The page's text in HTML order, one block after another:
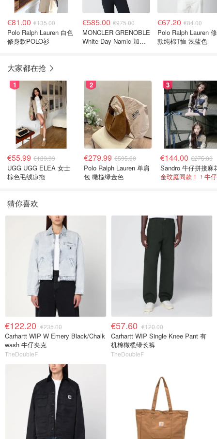
€81.00 €135.00
Polo Ralph Lauren 白色
修身款POLO衫
€585.00 €975.00
MONCLER GRENOBLE
White Day-Namic 加绒
€67.20 €84.00
Polo Ralph Lauren
款纯棉T恤 浅蓝色
大家都在抢
1
€55.99 €139.99
UGG UGG ELEA 女士
棕色毛绒凉拖
2
€279.99 €595.00
Polo Ralph Lauren 单肩
包 橄榄绿金色
3
€144.00 €275.00
猜你喜欢
€122.20 €235.00
Carhartt WIP W Emery Black/Chalk
wash 牛仔夹克
TheDoubleF
€57.60 €120.00
Carhartt WIP Single Knee Pant 有
机棉橄榄绿长裤
TheDoubleF